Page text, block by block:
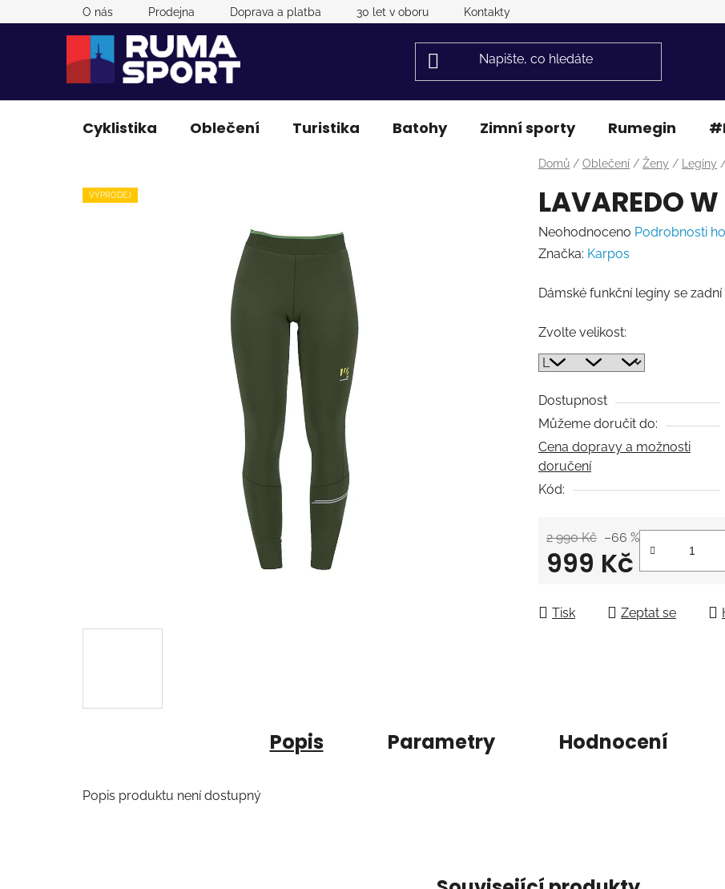
na
O nás Prodejna Doprava a platba 30 let v oboru Kontakty
Cyklistika Oblečení Turistika Batohy Zimní sporty Rumegin
Domů / Oblečení / Ženy / Legíny
LAVAREDO
Průměrné
hodnocení
je
z
5
Neohodnoceno Podrobnosti
Značka: Karpos
Dámské funkční legíny se
Zvolte velikost:
Dostupnost
Můžeme doručit do:
Cena dopravy a možnosti
doručení
Kód:
2 990 Kč –66 %
999 Kč
Tisk Zeptat se
VÝPRODEJ
Popis Parametry Hodnocení
Popis produktu není dostupný